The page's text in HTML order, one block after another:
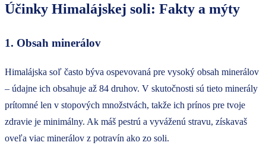
Účinky Himalájskej soli: Fakty a mýty
1. Obsah minerálov
Himalájska soľ často býva ospevovaná pre vysoký obsah minerálov
– údajne ich obsahuje až 84 druhov. V skutočnosti sú tieto minerály
prítomné len v stopových množstvách, takže ich prínos pre tvoje
zdravie je minimálny. Ak máš pestrú a vyváženú stravu, získavaš
oveľa viac minerálov z potravín ako zo soli.